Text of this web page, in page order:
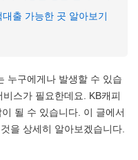
출 가능한 곳 알아보기
누구에게나 발생할 수 있습
스가 필요한데요. KB캐피
될 수 있습니다. 이 글에서
을 상세히 알아보겠습니다.